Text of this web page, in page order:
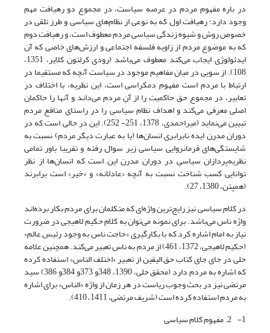
در باره مفهوم مردم در عرصه سیاست، در مجموع دو رهیافت مهم
وجود دارد: رهیافت اول که به نوعی از نظام‌های سیاسی و طرز تلقی در
خصوص روش و شیوه زندگی سیاسی مردم معطوف است، و رهیافت دوم
که به موضوع مردم از زاویه فلسفه اجتماعی و ارزش‌های خاصی که آن
ایدئولوژی ایجاب می‌کند معطوف می‌باشد (رودی کرلتون کلایر، 1351،
108). از سویی در میان مفاهیم موجود در سیاست آنچه که مستقیما در
ارتباط با مردم است مفهوم دمکراسی است، این نظریه، با اختلاف در
تعابیر، در مجموع حق حاکمیت را از آنِ مردم می‌داند و آنها را حاکمان
اصلی معرفی می‌کند و اهداف نظام سیاسی را در راستای منافع مردم
تبیین می‌نماید (میراحمدی، 1378، 251- 252). این در حالی است که در
دوران مدرن ایده نابرابری انسان‌ها (یا به عبارت دیگر مردم) نسبت به
شایستگی‌های فرمانروایی سیاسی زیر سوال رفته و تقریبا باور تمامی
نظریه‌پردازان سیاسی در دوران مدرن این است که انسان‌ها از نظر
توانایی کسب شناخت نسبت به آنچه «عادلانه» و «خیر» است برابرند
(همپتن، 1380، 27).
در کلام سیاسی نیز رایج‌ترین واژه‌ای که متکلمان برای مردم بکار برده‌اند
واژه ناس می‌باشد. برای نمونه می‌توان به کلام حکیم لاهیجی در ضرورت
نیاز به امام اشاره کرد که با بکارگیری «حاجت ناس به وجود رئیس عالم»
(حکیم لاهیجی، 1372، 461) از مردم به ناس تعبیر می‌کند. همچنین علامه
حلی در جای جای کتاب حق الیقین از تعبیر «اختلف الناس» استفاده کرده
که اشاره به مردم دارد (محقق حلی، 1390، 348و 373و 384و 386) سید
مرتضی نیز در بحث وجوب ریاست در هر زمان از واژه «الناس» برای اشاره
به مردم استفاده کرده است (شریف مرتضی، 1411، 410).
1- 2. مفهوم کلام سیاسی